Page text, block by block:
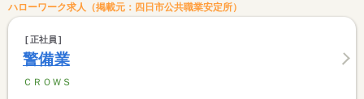
ハローワーク求人（掲載元：四日市公共職業安定所）
正社員
警備業
ＣＲＯＷＳ